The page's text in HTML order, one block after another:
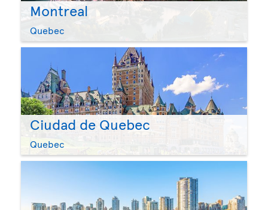
Montreal
Quebec
Ciudad de Quebec
Quebec